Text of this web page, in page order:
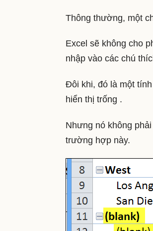
Thông thường, một
Excel sẽ không cho
nhập vào các chú
Đôi khi, đó là một
hiển thị trống .
Nhưng nó không
trường hợp này.